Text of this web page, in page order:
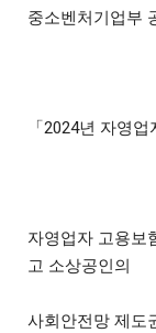
중소벤처기업부
「2024년 자영
자영업자 고용보
고 소상공인의
사회안전망 제도